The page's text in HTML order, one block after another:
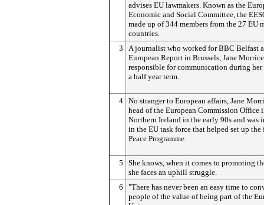
advises EU lawmakers. Known as the
Economic and Social Committee, the
made up of 344 members from the 27 EU
countries.
3
A journalist who worked for BBC Belfast
European Report in Brussels, Jane
responsible for communication during her
a half year term.
4 No stranger to European affairs, Jane
head of the European Commission Office
Northern Ireland in the early 90s and was
in the EU task force that helped set up the
Peace Programme.
5
She knows, when it comes to promoting
she faces an uphill struggle.
6
"There has never been an easy time to
people of the value of being part of the